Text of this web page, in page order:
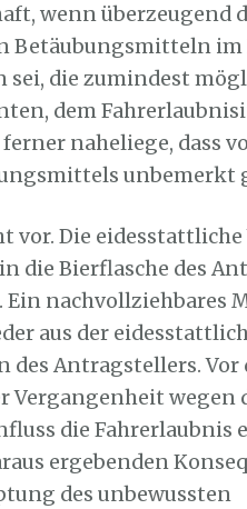
wenn überzeugend
Betäubungsmitteln
die zumindest
dem
naheliege, dass
unbemerkt
vor. Die
die Bierflasche des
Ein nachvollziehbares
aus der
des Antragstellers. Vor
Vergangenheit wegen
die Fahrerlaubnis
ergebenden
des unbewussten